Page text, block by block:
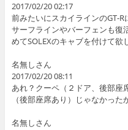
2017/02/20 02:17
前みたいにスカイラインのGT-
サーフラインやバーフェンも復
めてSOLEXのキャブを付けて欲
名無しさん
2017/02/20 08:11
あれ？クーペ（２ドア、後部座
（後部座席あり）じゃなかった
名無しさん